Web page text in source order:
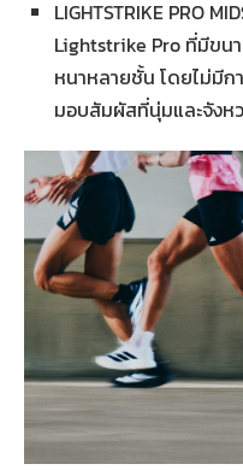
LIGHTSTRIKE PRO
Lightstrike Pro ที่มีขน
หนาหลายชั้น โดยไม่มีก
มอบสัมผัสที่นุ่มและจังห